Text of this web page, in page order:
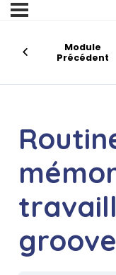
Module
Précédent